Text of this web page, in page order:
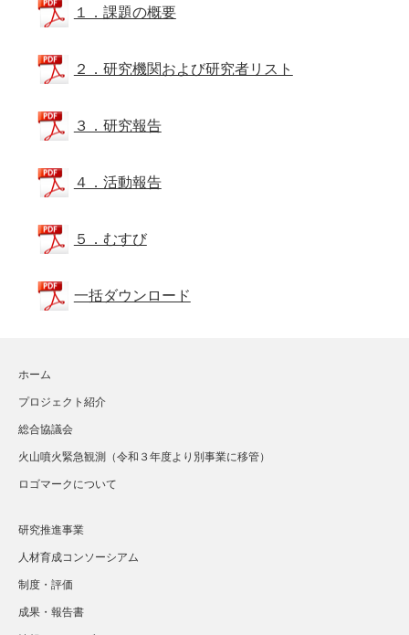
１．課題の概要
２．研究機関および研究者リスト
３．研究報告
４．活動報告
５．むすび
一括ダウンロード
ホーム
プロジェクト紹介
総合協議会
火山噴火緊急観測（令和３年度より別事業に移管）
ロゴマークについて
研究推進事業
人材育成コンソーシアム
制度・評価
成果・報告書